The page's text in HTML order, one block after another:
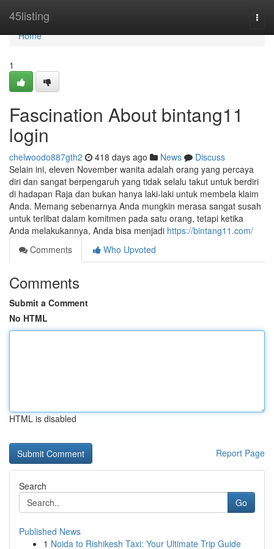
45listing
Home
Home
1
Fascination About bintang11
login
chelwoodo887gth2 418 days ago News
Discuss
Selain ini, eleven November wanita adalah orang yang percaya
diri dan sangat berpengaruh yang tidak selalu takut untuk berdiri
di hadapan Raja dan bukan hanya laki-laki untuk membela klaim
Anda. Memang sebenarnya Anda mungkin merasa sangat susah
untuk terlibat dalam komitmen pada satu orang, tetapi ketika
Anda melakukannya, Anda bisa menjadi https://bintang11.com/
Comments
Who Upvoted
Comments
Submit a Comment
No HTML
HTML is disabled
Report Page
Search
Go
Published News
1 Noida to Rishikesh Taxi: Your Ultimate Trip Guide